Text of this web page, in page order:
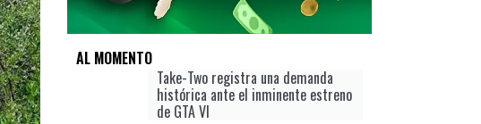
AL MOMENTO
Take-Two registra una demanda
histórica ante el inminente estreno
de GTA VI